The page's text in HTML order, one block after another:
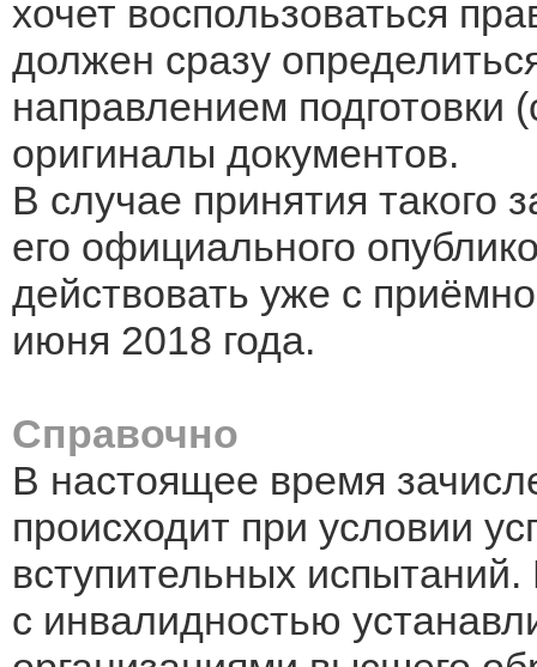
хочет воспользоваться
должен сразу
направлением подготовки
оригиналы документов.
В случае принятия такого
его официального
действовать уже с
июня 2018 года.
Справочно
В настоящее время
происходит при условии
вступительных
с инвалидностью